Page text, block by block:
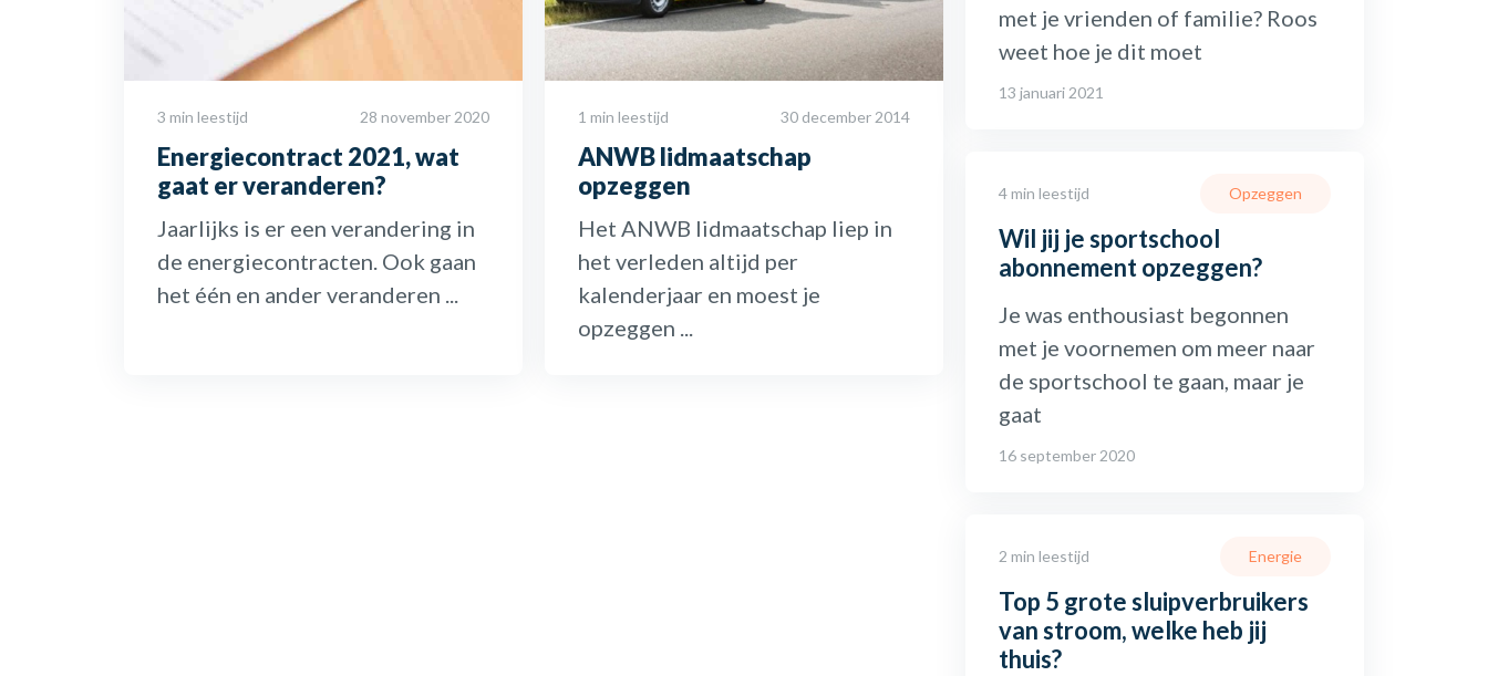
3 min leestijd 28 november 2020
Energiecontract 2021, wat
gaat er veranderen?
Jaarlijks is er een verandering in
de energiecontracten. Ook gaan
het één en ander veranderen ...
1 min leestijd 30 december 2014
ANWB lidmaatschap
opzeggen
Het ANWB lidmaatschap liep in
het verleden altijd per
kalenderjaar en moest je
opzeggen ...
met je vrienden of familie? Roos
weet hoe je dit moet
13 januari 2021
4 min leestijd
Wil jij je sportschool
abonnement opzeggen?
Opzeggen
Je was enthousiast begonnen
met je voornemen om meer naar
de sportschool te gaan, maar je
gaat
16 september 2020
2 min leestijd
Top 5 grote sluipverbruikers
van stroom, welke heb jij
thuis?
Energie